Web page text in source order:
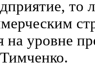
то
на уровне